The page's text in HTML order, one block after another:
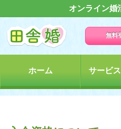
オンライン婚
無料
ホーム サービ